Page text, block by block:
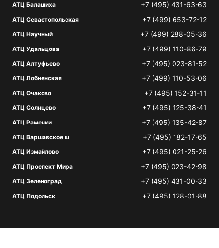
АТЦ Балашиха +7 (495) 431-63-63
АТЦ Севастопольская +7 (499) 653-72-12
АТЦ Научный +7 (499) 288-05-36
АТЦ Удальцова +7 (499) 110-86-79
АТЦ Алтуфьево +7 (495) 023-81-52
АТЦ Лобненская +7 (499) 110-53-06
АТЦ Очаково +7 (495) 152-31-11
АТЦ Солнцево +7 (495) 125-38-41
АТЦ Раменки +7 (495) 135-42-87
АТЦ Варшавское ш +7 (495) 182-17-65
АТЦ Измайлово +7 (495) 021-25-26
АТЦ Проспект Мира +7 (495) 023-42-98
АТЦ Зеленоград +7 (495) 431-00-33
АТЦ Подольск +7 (495) 128-01-88